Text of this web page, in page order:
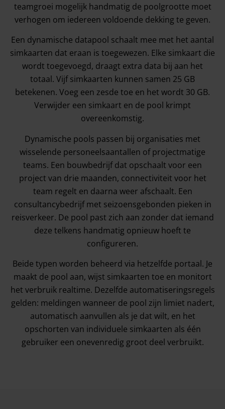
teamgroei mogelijk handmatig de poolgrootte moet
verhogen om iedereen voldoende dekking te geven.
Een dynamische datapool schaalt mee met het aantal
simkaarten dat eraan is toegewezen. Elke simkaart die
wordt toegevoegd, draagt extra data bij aan het
totaal. Vijf simkaarten kunnen samen 25 GB
betekenen. Voeg een zesde toe en het wordt 30 GB.
Verwijder een simkaart en de pool krimpt
overeenkomstig.
Dynamische pools passen bij organisaties met
wisselende personeelsaantallen of projectmatige
teams. Een bouwbedrijf dat opschaalt voor een
project van drie maanden, connectiviteit voor het
team regelt en daarna weer afschaalt. Een
consultancybedrijf met seizoensgebonden pieken in
reisverkeer. De pool past zich aan zonder dat iemand
deze telkens handmatig opnieuw hoeft te
configureren.
Beide typen worden beheerd via hetzelfde portaal. Je
maakt de pool aan, wijst simkaarten toe en monitort
het verbruik realtime. Dezelfde automatiseringsregels
gelden: meldingen wanneer de pool zijn limiet nadert,
automatisch aanvullen als je dat wilt, en het
opschorten van individuele simkaarten als één
gebruiker een onevenredig groot deel verbruikt.